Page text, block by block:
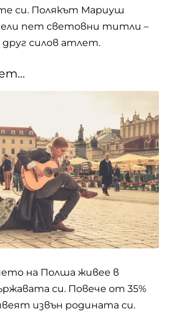
си. Полякът Мариуш
пет световни титли –
силов атлет.
на Полша живее в
си. Повече от 35%
извън родината си.